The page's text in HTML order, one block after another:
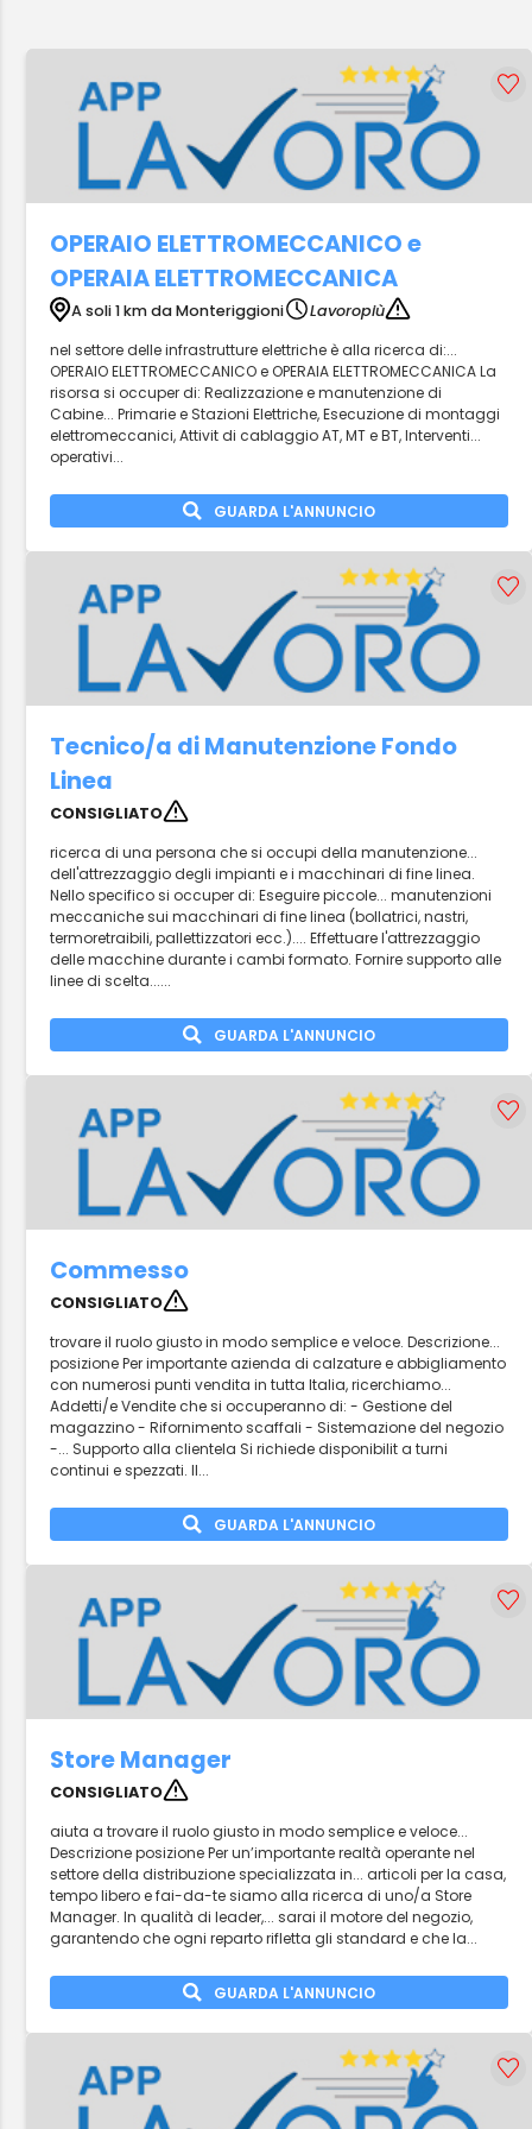
OPERAIO ELETTROMECCANICO e
OPERAIA ELETTROMECCANICA
A soli 1 km da Monteriggioni
Lavoropiù
nel settore delle infrastrutture elettriche è alla ricerca di:...
OPERAIO ELETTROMECCANICO e OPERAIA ELETTROMECCANICA La
risorsa si occuper di: Realizzazione e manutenzione di
Cabine... Primarie e Stazioni Elettriche, Esecuzione di montaggi
elettromeccanici, Attivit di cablaggio AT, MT e BT, Interventi...
operativi...
GUARDA L'ANNUNCIO
Tecnico/a di Manutenzione Fondo
Linea
CONSIGLIATO
ricerca di una persona che si occupi della manutenzione...
dell'attrezzaggio degli impianti e i macchinari di fine linea.
Nello specifico si occuper di: Eseguire piccole... manutenzioni
meccaniche sui macchinari di fine linea (bollatrici, nastri,
termoretraibili, pallettizzatori ecc.).... Effettuare l'attrezzaggio
delle macchine durante i cambi formato. Fornire supporto alle
linee di scelta......
GUARDA L'ANNUNCIO
Commesso
CONSIGLIATO
trovare il ruolo giusto in modo semplice e veloce. Descrizione...
posizione Per importante azienda di calzature e abbigliamento
con numerosi punti vendita in tutta Italia, ricerchiamo...
Addetti/e Vendite che si occuperanno di: - Gestione del
magazzino - Rifornimento scaffali - Sistemazione del negozio
-... Supporto alla clientela Si richiede disponibilit a turni
continui e spezzati. Il...
GUARDA L'ANNUNCIO
Store Manager
CONSIGLIATO
aiuta a trovare il ruolo giusto in modo semplice e veloce...
Descrizione posizione Per un’importante realtà operante nel
settore della distribuzione specializzata in... articoli per la casa,
tempo libero e fai-da-te siamo alla ricerca di uno/a Store
Manager. In qualità di leader,... sarai il motore del negozio,
garantendo che ogni reparto rifletta gli standard e che la...
GUARDA L'ANNUNCIO